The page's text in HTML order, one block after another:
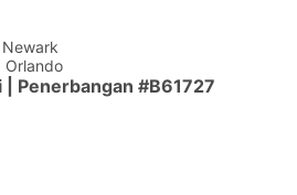
Orlando
| Penerbangan #B61727